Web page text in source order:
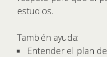
estudios.
También ayuda:
Entender el plan